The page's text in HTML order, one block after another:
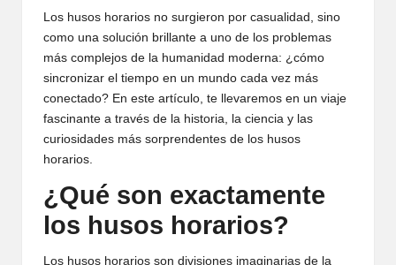
Los husos horarios no surgieron por casualidad, sino
como una solución brillante a uno de los problemas
más complejos de la humanidad moderna: ¿cómo
sincronizar el tiempo en un mundo cada vez más
conectado? En este artículo, te llevaremos en un viaje
fascinante a través de la historia, la ciencia y las
curiosidades más sorprendentes de los husos
horarios.
¿Qué son exactamente
los husos horarios?
Los husos horarios son divisiones imaginarias de la